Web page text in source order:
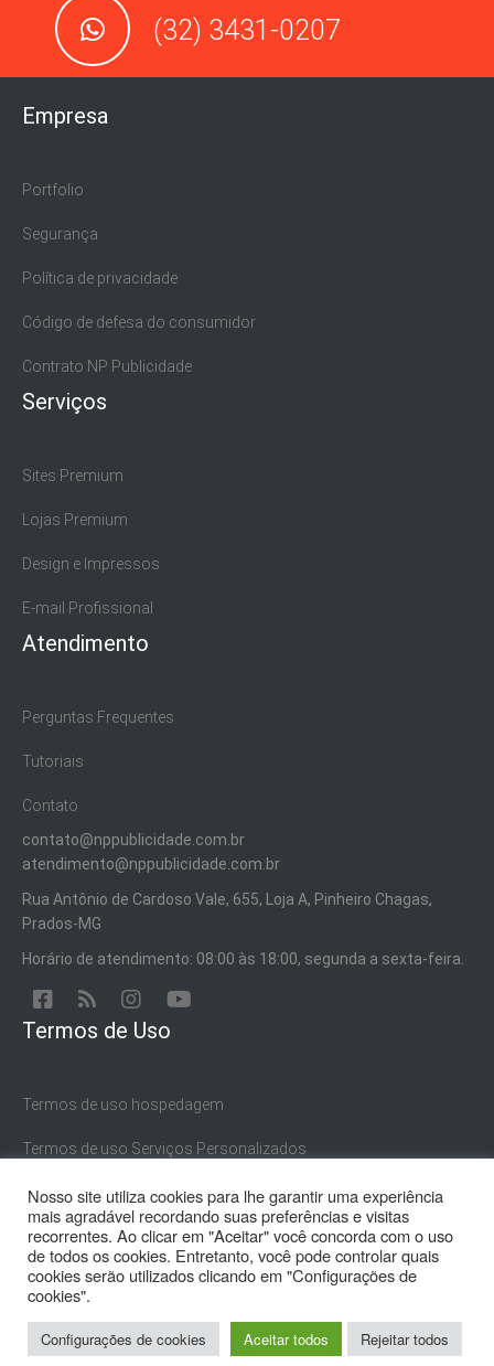
(32) 3431-0207
Empresa
Portfolio
Segurança
Política de privacidade
Código de defesa do consumidor
Contrato NP Publicidade
Serviços
Sites Premium
Lojas Premium
Design e Impressos
E-mail Profissional
Atendimento
Perguntas Frequentes
Tutoriais
Contato
contato@nppublicidade.com.br
atendimento@nppublicidade.com.br
Rua Antônio de Cardoso Vale, 655, Loja A, Pinheiro Chagas,
Prados-MG
Horário de atendimento: 08:00 às 18:00, segunda a sexta-feira.
Termos de Uso
Termos de uso hospedagem
Termos de uso Serviços Personalizados
Termos de uso Serviços Gratuitos
© 2021 NP Publicidade. | CNPJ 15.652.626/0001-50
Nosso site utiliza cookies para lhe garantir uma experiência
mais agradável recordando suas preferências e visitas
recorrentes. Ao clicar em "Aceitar" você concorda com o uso
de todos os cookies. Entretanto, você pode controlar quais
cookies serão utilizados clicando em "Configurações de
cookies".
Configurações de cookies Aceitar todos Rejeitar todos